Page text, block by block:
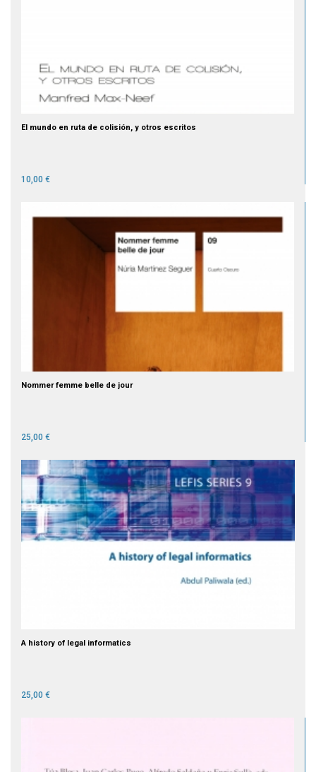
El mundo en ruta de colisión, y otros escritos
10,00 €
Nommer femme belle de jour
25,00 €
A history of legal informatics
25,00 €